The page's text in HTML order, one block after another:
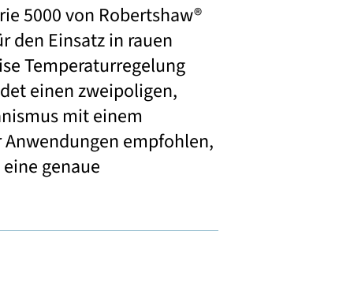
5000 von Robertshaw®
den Einsatz in rauen
Temperaturregelung
einen zweipoligen,
mit einem
empfohlen,
genaue